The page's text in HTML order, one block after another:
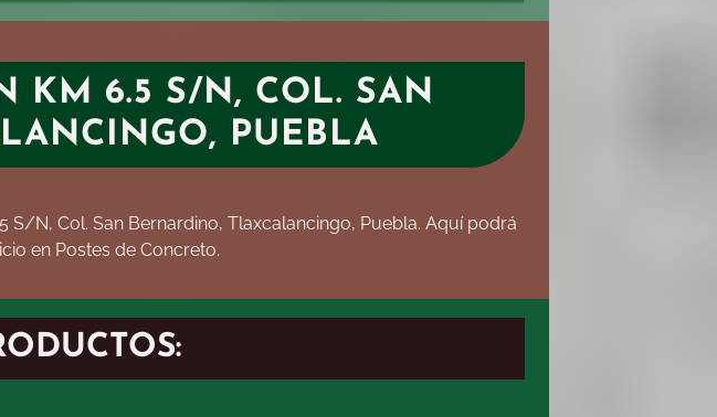
KM 6.5 S/N, COL. SAN
PUEBLA
S/N, Col. San Bernardino, Tlaxcalancingo, Puebla. Aquí podrá
en Postes de Concreto.